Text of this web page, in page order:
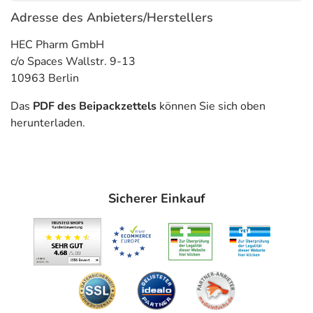
- Nierenschäden durch Harnsäurekristalle bei der
- Krankheitsbedingt erhöhte Harnsäureausscheidung im
Blut
- Calciumoxalatsteinbildung bei erhöhtem
Harnsäuregehalt im Blut, Auflösung und Verhinderung
der Steinbildung
- Erhöhte Harnsäurewerte im Blut, insbesondere bei:
Gegenanzeigen
Was spricht gegen eine Anwendung?
- Überempfindlichkeit gegen die Inhaltsstoffe
Adresse des Anbieters/Herstellers
HEC Pharm GmbH
c/o Spaces Wallstr. 9-13
10963 Berlin
Das PDF des Beipackzettels können Sie sich oben
herunterladen.
Sicherer Einkauf